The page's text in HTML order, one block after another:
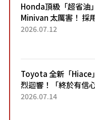
Honda頂級「超省油」
Minivan 太厲害！ 採
「真皮座椅」與專屬「
「三...
2026.07.12
Toyota 全新「Hiace
烈迴響！「終於有信
了！」「哪個等級交車
2026.07.14